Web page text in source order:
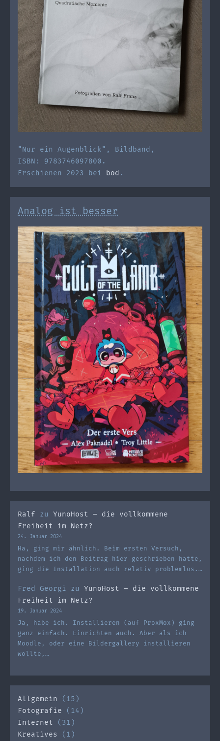
"Nur ein Augenblick", Bildband,
ISBN: 9783746097800.
Erschienen 2023 bei
bod .
Analog ist besser
Ralf zu YunoHost – die vollkommene
Freiheit im Netz?
24. Januar 2024
Ha, ging mir ähnlich. Beim ersten Versuch,
nachdem ich den Beitrag hier geschrieben hatte,
ging die Installation auch relativ problemlos.…
Fred Georgi zu YunoHost – die vollkommene
Freiheit im Netz?
19. Januar 2024
Ja, habe ich. Installieren (auf ProxMox) ging
ganz einfach. Einrichten auch. Aber als ich
Moodle, oder eine Bildergallery installieren
wollte,…
Allgemein (15)
Fotografie (14)
Internet (31)
Kreatives
(1)